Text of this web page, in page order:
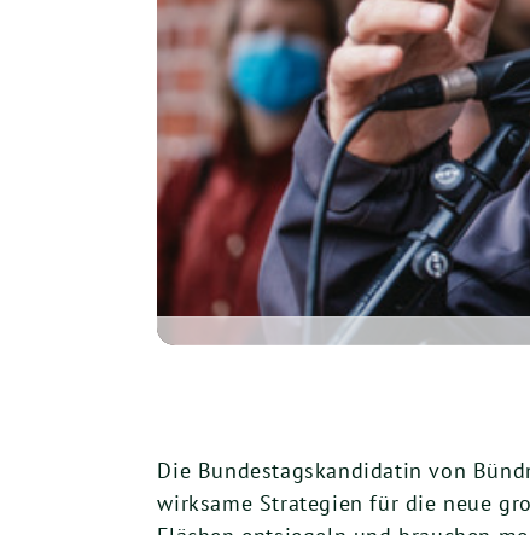
Die Bundestagskandidatin von
wirksame Strategien für die neue